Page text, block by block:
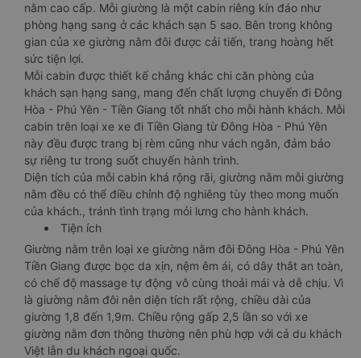
nằm cao cấp. Mỗi giường là một cabin riêng kín đáo như
phòng hạng sang ở các khách sạn 5 sao. Bên trong không
gian của xe giường nằm đôi được cải tiến, trang hoàng hết
sức tiện lợi.
Mỗi cabin được thiết kế chẳng khác chi căn phòng của
khách sạn hạng sang, mang đến chất lượng chuyến đi Đông
Hòa - Phú Yên - Tiền Giang tốt nhất cho mỗi hành khách. Mỗi
cabin trên loại xe xe đi Tiền Giang từ Đông Hòa - Phú Yên
này đều được trang bị rèm cũng như vách ngăn, đảm bảo
sự riêng tư trong suốt chuyến hành trình.
Diện tích của mỗi cabin khá rộng rãi, giường nằm mỗi giường
nằm đều có thể điều chỉnh độ nghiêng tùy theo mong muốn
của khách., tránh tình trạng mỏi lưng cho hành khách.
Tiện ích
Giường nằm trên loại xe giường nằm đôi Đông Hòa - Phú Yên
Tiền Giang được bọc da xịn, nệm êm ái, có dây thắt an toàn,
có chế độ massage tự động vô cùng thoải mái và dễ chịu. Vì
là giường nằm đôi nên diện tích rất rộng, chiều dài của
giường 1,8 đến 1,9m. Chiều rộng gấp 2,5 lần so với xe
giường nằm đơn thông thường nên phù hợp với cả du khách
Việt lẫn du khách ngoại quốc.